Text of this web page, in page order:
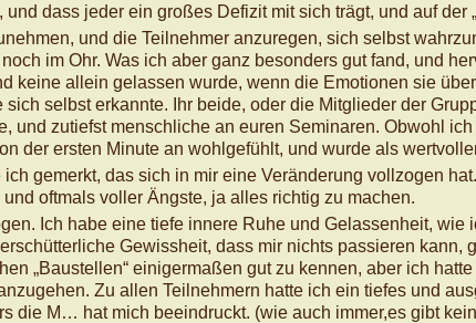
dass jeder ein großes Defizit mit sich trägt, und auf der
und die Teilnehmer anzuregen, sich selbst
im Ohr. Was ich aber ganz besonders gut fand, und
keine allein gelassen wurde, wenn die Emotionen sie
selbst erkannte. Ihr beide, oder die Mitglieder der
und zutiefst menschliche an euren Seminaren. Obwohl
der ersten Minute an wohlgefühlt, und wurde als
gemerkt, das sich in mir eine Veränderung vollzogen
oftmals voller Ängste, ja alles richtig zu machen.
Ich habe eine tiefe innere Ruhe und Gelassenheit, wie
Gewissheit, dass mir nichts passieren kann,
„Baustellen“ einigermaßen gut zu kennen, aber ich
Zu allen Teilnehmern hatte ich ein tiefes und
die M… hat mich beeindruckt. (wie auch immer,es gibt